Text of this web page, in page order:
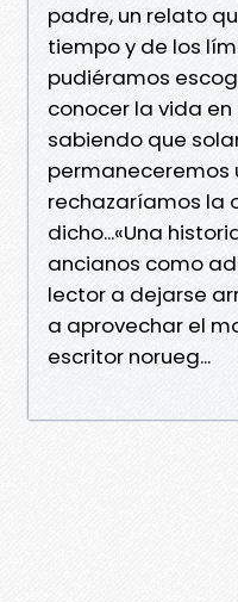
padre, un relato
tiempo y de los
pudiéramos
conocer la vida
sabiendo que
permaneceremos
rechazaríamos la
dicho...«Una
ancianos como
lector a dejarse
a aprovechar el
escritor norueg...